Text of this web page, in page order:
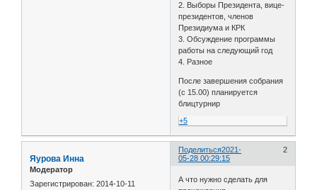
2. Выборы Президента, вице-
президентов, членов
Президиума и КРК
3. Обсуждение программы
работы на следующий год
4. Разное
После завершения собрания
(с 15.00) планируется
блицтурнир
+5
Поделиться 2
2021-
05-28 00:29:15
Яурова Инна
Модератор
Зарегистрирован: 2014-10-11
А что нужно сделать для